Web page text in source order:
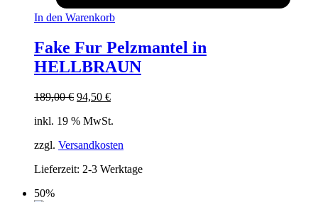
In den Warenkorb
Fake Fur Pelzmantel in
HELLBRAUN
189,00€ Ursprünglicher
war:
94,50 €Aktueller
ist:
inkl. 19 % MwSt.
zzgl. Versandkosten
Lieferzeit: 2-3 Werktage
50%